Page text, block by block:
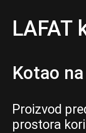
LAFAT
Kotao
Proizvod
prostora